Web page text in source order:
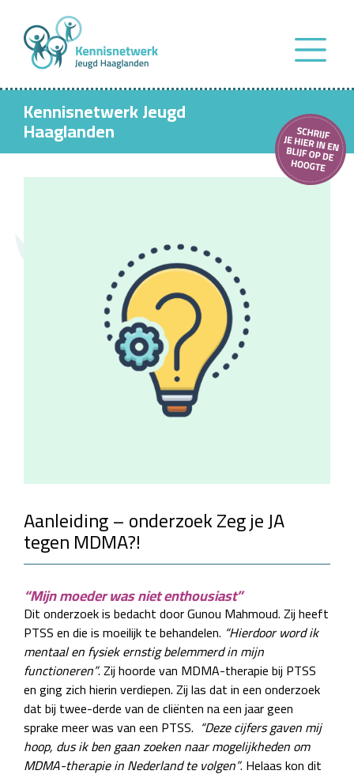
Kennisnetwerk Jeugd
Haaglanden
Aanleiding – onderzoek Zeg je JA
tegen MDMA?!
“Mijn moeder was niet enthousiast”
Dit onderzoek is bedacht door Gunou Mahmoud. Zij heeft
PTSS en die is moeilijk te behandelen. “Hierdoor word ik
mentaal en fysiek ernstig belemmerd in mijn
functioneren”. Zij hoorde van MDMA-therapie bij PTSS
en ging zich hierin verdiepen. Zij las dat in een onderzoek
dat bij twee-derde van de cliënten na een jaar geen
sprake meer was van een PTSS. “Deze cijfers gaven mij
hoop, dus ik ben gaan zoeken naar mogelijkheden om
MDMA-therapie in Nederland te volgen”. Helaas kon dit